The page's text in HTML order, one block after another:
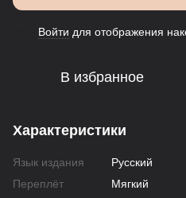
Войти для отображения
В избранное
Характеристики
Язык издания
Русский
Переплёт
Мягкий